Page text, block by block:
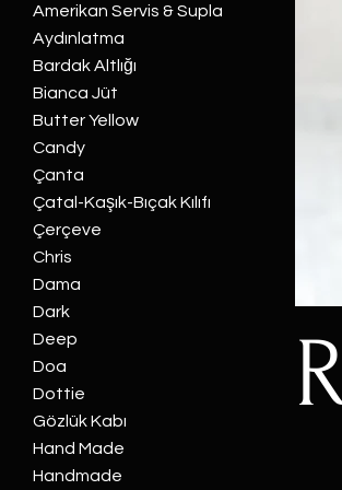
Amerikan Servis & Supla
Aydınlatma
Bardak Altlığı
Bianca Jüt
Butter Yellow
Candy
Çanta
Çatal-Kaşık-Bıçak Kılıfı
Çerçeve
Chris
Dama
Dark
Deep
Doa
Dottie
Gözlük Kabı
Hand Made
Handmade